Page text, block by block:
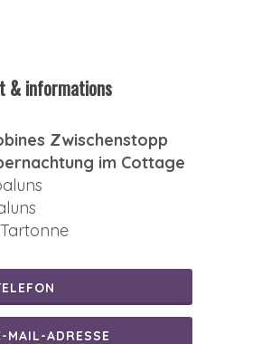
& informations
Zwischenstopp
im Cottage
MAIL-ADRESSE